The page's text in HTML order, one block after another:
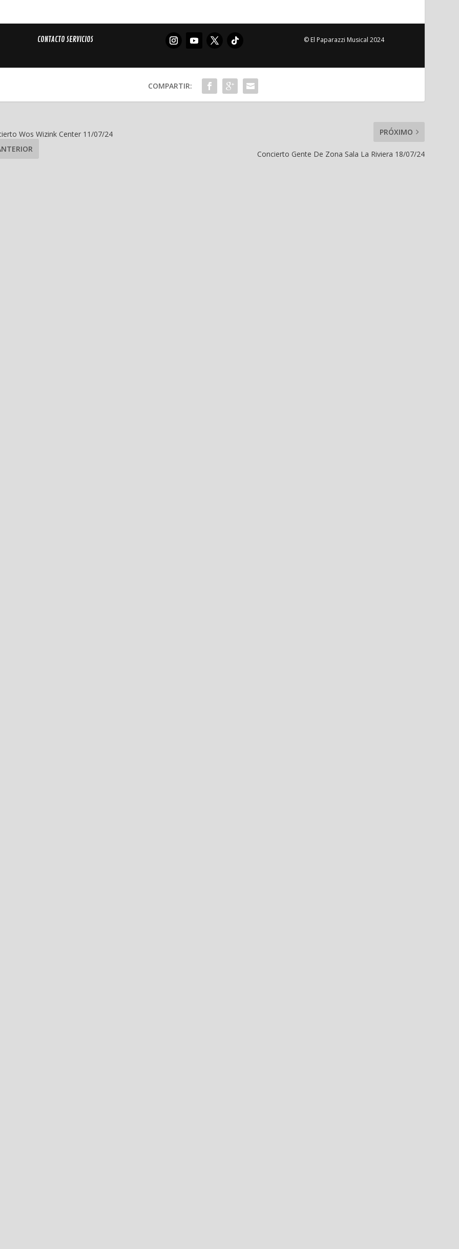
CONTACTO SERVICIOS © El Paparazzi Musical 2024
COMPARTIR:
Wos Wizink Center 11/07/24
PRÓXIMO
Concierto Gente De Zona Sala La Riviera 18/07/24